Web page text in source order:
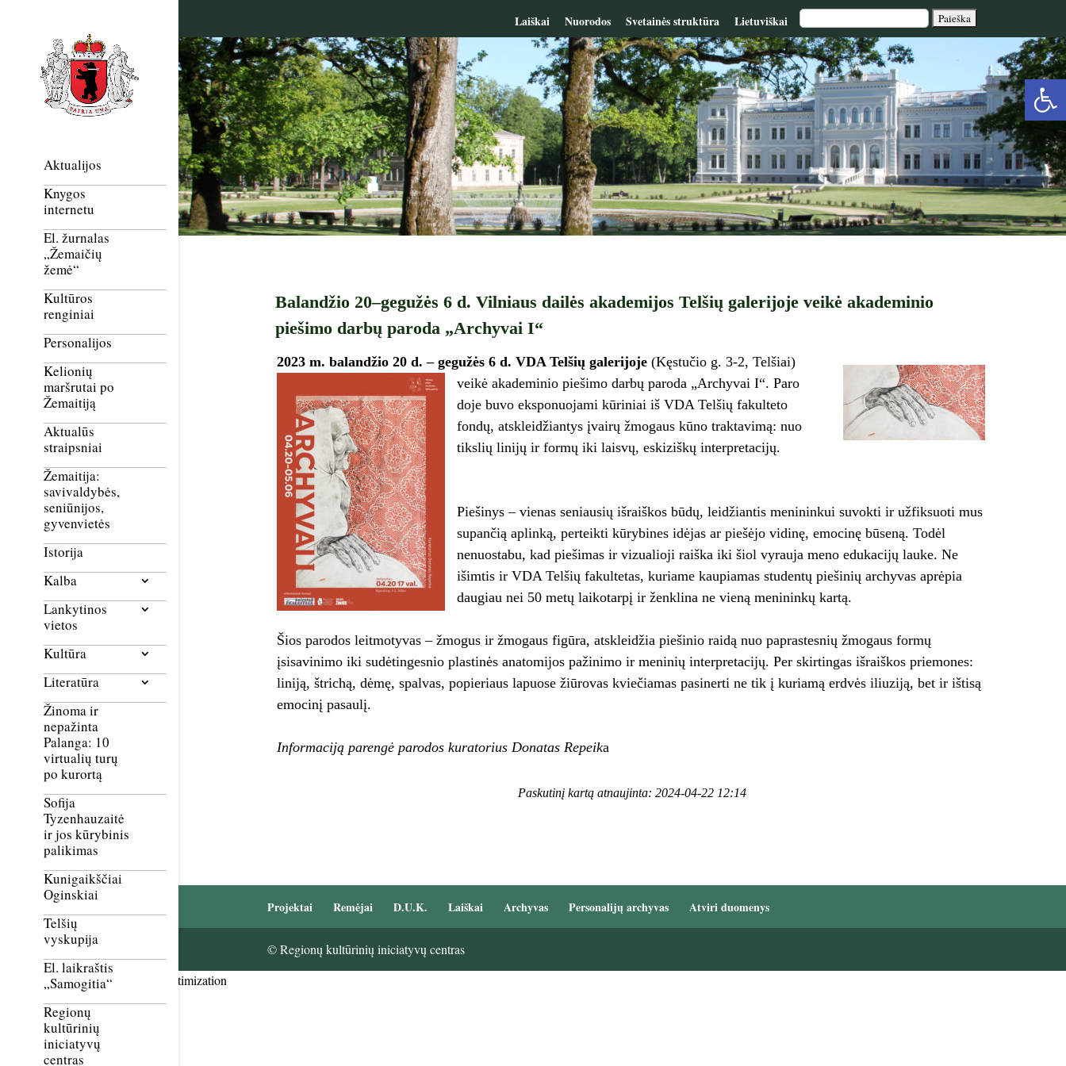
Laiškai Nuorodos Svetainės struktūra Lietuviškai
Aktualijos
Knygos
internetu
El. žurnalas
„Žemaičių
žemė“
Kultūros
renginiai
Personalijos
Kelionių
maršrutai po
Žemaitiją
Aktualūs
straipsniai
Žemaitija:
savivaldybės,
seniūnijos,
gyvenvietės
Istorija
Kalba
Lankytinos
vietos
Kultūra
Literatūra
Žinoma ir
nepažinta
Palanga: 10
virtualių turų
po kurortą
Sofija
Tyzenhauzaitė
ir jos kūrybinis
palikimas
Kunigaikščiai
Oginskiai
Telšių
vyskupija
El. laikraštis
„Samogitia“
Regionų
kultūrinių
iniciatyvų
centras
Balandžio 20–gegužės 6 d. Vilniaus dailės akademijos Telšių galerijoje veikė akademinio
piešimo darbų paroda „Archyvai I“
2023 m. balandžio 20 d. – gegužės 6 d. VDA Telšių galerijoje(Kęstučio g. 3-2, Telšiai)
veikė akademinio piešimo darbų paroda „Archyvai I“. Paro
doje buvo eksponuojami kūriniai iš VDA Telšių fakulteto
fondų, atskleidžiantys įvairų žmogaus kūno traktavimą: nuo
tikslių linijų ir formų iki laisvų, eskiziškų interpretacijų.
Piešinys – vienas seniausių išraiškos būdų, leidžiantis menininkui suvokti ir užfiksuoti mus
supančią aplinką, perteikti kūrybines idėjas ar piešėjo vidinę, emocinę būseną. Todėl
nenuostabu, kad piešimas ir vizualioji raiška iki šiol vyrauja meno edukacijų lauke. Ne
išimtis ir VDA Telšių fakultetas, kuriame kaupiamas studentų piešinių archyvas aprėpia
daugiau nei 50 metų laikotarpį ir ženklina ne vieną menininkų kartą.
Šios parodos leitmotyvas – žmogus ir žmogaus figūra, atskleidžia piešinio raidą nuo paprastesnių žmogaus formų
įsisavinimo iki sudėtingesnio plastinės anatomijos pažinimo ir meninių interpretacijų. Per skirtingas išraiškos priemones:
liniją, štrichą, dėmę, spalvas, popieriaus lapuose žiūrovas kviečiamas pasinerti ne tik į kuriamą erdvės iliuziją, bet ir ištisą
emocinį pasaulį.
Informaciją parengė parodos kuratorius Donatas Repeika
Paskutinį kartą atnaujinta: 2024-04-22 12:14
Projektai Remėjai D.U.K. Laiškai Archyvas Personalijų archyvas Atviri duomenys
© Regionų kultūrinių iniciatyvų centras
Smush Image Compression and Optimization